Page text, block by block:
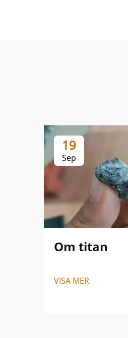
19
Sep
Om titan
VISA MER